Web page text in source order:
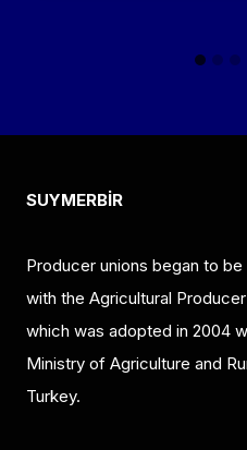
SUYMERBİR
Producer unions began to
with the Agricultural
which was adopted in 2004
Ministry of Agriculture and
Turkey.